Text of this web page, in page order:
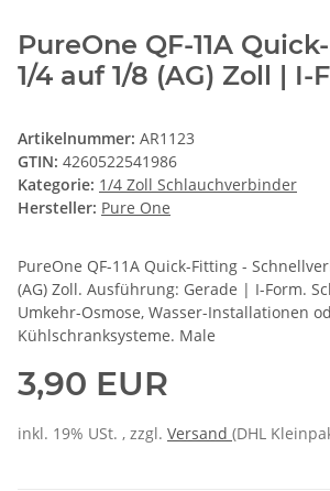
PureOne QF-11A
1/4 auf 1/8 (AG) Zoll | I-
Artikelnummer: AR1123
GTIN: 4260522541986
Kategorie: 1/4 Zoll Schlauchverbinder
Hersteller: Pure One
PureOne QF-11A Quick-Fitting -
(AG) Zoll. Ausführung: Gerade | I-Form.
Umkehr-Osmose, Wasser-Installationen
Kühlschranksysteme. Male
3,90 EUR
inkl. 19% USt. , zzgl. Versand (DHL